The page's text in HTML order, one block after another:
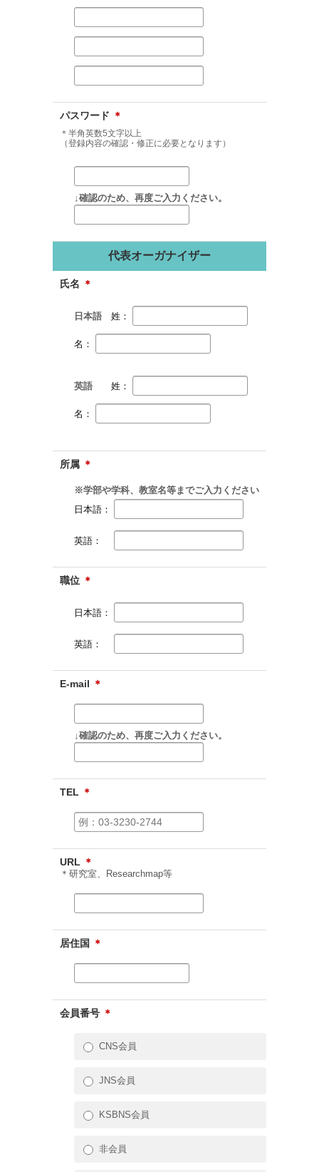
パスワード ＊
＊半角英数5文字以上
（登録内容の確認・修正に必要となります）
↓確認のため、再度ご入力ください。
代表オーガナイザー
氏名 ＊
日本語 姓：
名：
英語 姓：
名：
所属 ＊
※学部や学科、教室名等までご入力ください
日本語：
英語：
職位 ＊
日本語：
英語：
E-mail ＊
↓確認のため、再度ご入力ください。
TEL ＊
URL ＊
＊研究室、Researchmap等
居住国 ＊
会員番号 ＊
CNS会員
JNS会員
KSBNS会員
非会員